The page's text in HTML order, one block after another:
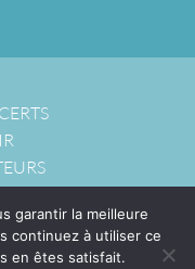
garantir la meilleure
continuez à utiliser ce
en êtes satisfait.